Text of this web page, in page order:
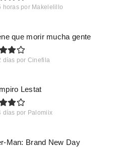
horas por Makelelillo
que morir mucha gente
días por Cinefila
Lestat
días por Palomiix
Man: Brand New Day